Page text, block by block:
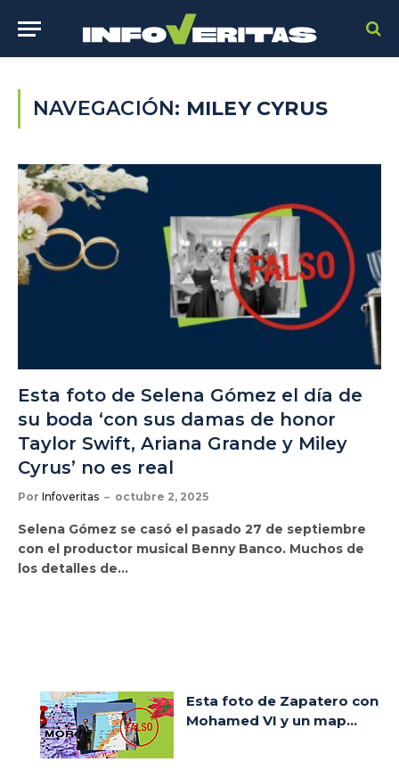
NAVEGACIÓN: MILEY CYRUS
Esta foto de Selena Gómez el día de
su boda ‘con sus damas de honor
Taylor Swift, Ariana Grande y Miley
Cyrus’ no es real
Por Infoveritas octubre 2, 2025
Selena Gómez se casó el pasado 27 de septiembre
con el productor musical Benny Banco. Muchos de
los detalles de…
Esta foto de Zapatero con
Mohamed VI y un map...